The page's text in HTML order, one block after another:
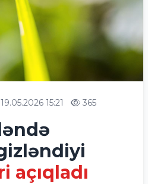
19.05.2026 15:21 365
açıqladı